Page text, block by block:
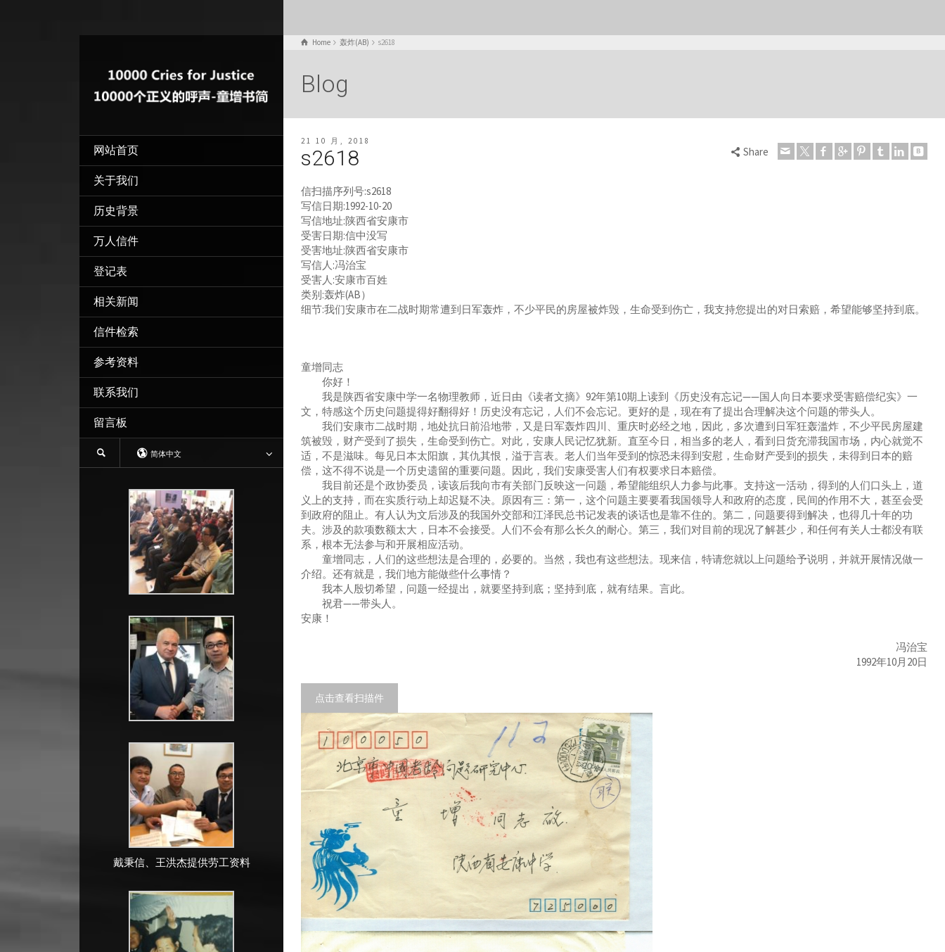
网站首页
关于我们
历史背景
万人信件
登记表
相关新闻
信件检索
参考资料
联系我们
留言板
简体中文
戴秉信、王洪杰提供劳工资料
Home 轰炸(AB) s2618
Blog
21 10 月, 2018
s2618 Share
信扫描序列号:s2618
写信日期:1992-10-20
写信地址:陕西省安康市
受害日期:信中没写
受害地址:陕西省安康市
写信人:冯治宝
受害人:安康市百姓
类别:轰炸(AB）
细节:我们安康市在二战时期常遭到日军轰炸，不少平民的房屋被炸毁，生命受到伤亡，我支持您提出的对日索赔，希望能够坚持到底。
童增同志
你好！
我是陕西省安康中学一名物理教师，近日由《读者文摘》92年第10期上读到《历史没有忘记——国人向日本要求受害赔偿纪实》一
文，特感这个历史问题提得好翻得好！历史没有忘记，人们不会忘记。更好的是，现在有了提出合理解决这个问题的带头人。
我们安康市二战时期，地处抗日前沿地带，又是日军轰炸四川、重庆时必经之地，因此，多次遭到日军狂轰滥炸，不少平民房屋建
筑被毁，财产受到了损失，生命受到伤亡。对此，安康人民记忆犹新。直至今日，相当多的老人，看到日货充滞我国市场，内心就觉不
适，不是滋味。每见日本太阳旗，其仇其恨，溢于言表。老人们当年受到的惊恐未得到安慰，生命财产受到的损失，未得到日本的赔
偿，这不得不说是一个历史遗留的重要问题。因此，我们安康受害人们有权要求日本赔偿。
我目前还是个政协委员，读该后我向市有关部门反映这一问题，希望能组织人力参与此事。支持这一活动，得到的人们口头上，道
义上的支持，而在实质行动上却迟疑不决。原因有三：第一，这个问题主要要看我国领导人和政府的态度，民间的作用不大，甚至会受
到政府的阻止。有人认为文后涉及的我国外交部和江泽民总书记发表的谈话也是靠不住的。第二，问题要得到解决，也得几十年的功
夫。涉及的款项数额太大，日本不会接受。人们不会有那么长久的耐心。第三，我们对目前的现况了解甚少，和任何有关人士都没有联
系，根本无法参与和开展相应活动。
童增同志，人们的这些想法是合理的，必要的。当然，我也有这些想法。现来信，特请您就以上问题给予说明，并就开展情况做一
介绍。还有就是，我们地方能做些什么事情？
我本人殷切希望，问题一经提出，就要坚持到底；坚持到底，就有结果。言此。
祝君——带头人。
安康！
冯治宝
1992年10月20日